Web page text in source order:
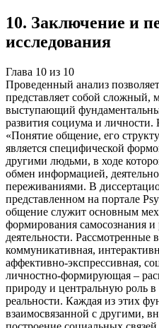
10. Заключение и
исследования
Глава 10 из 10
Проведенный анализ
представляет собой сложный,
выступающий
развития социума и личности.
«Понятие общение, его
является специфической
другими людьми, в ходе
обмен информацией,
переживаниями. В
представленном на портале
общение служит основным
формирования самосознания и
деятельности. Рассмотренные
коммуникативная,
аффективно-экспрессивная,
личностно-формирующая –
природу и центральную роль в
реальности. Каждая из этих
взаимосвязанной с другими,